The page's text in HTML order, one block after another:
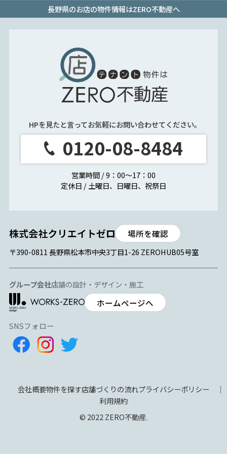
長野県のお店の物件情報はZERO不動産へ
HPを見たと言ってお気軽にお問い合わせてください。
0120-08-8484
営業時間 / 9：00～17：00
定休日 / 土曜日、日曜日、祝祭日
場所を確認
〒390-0811 長野県松本市中央3丁目1-26 ZEROHUB05号室
グループ会社店舗の設計・デザイン・施工
ホームページへ
SNSフォロー
会社概要物件を探す店舗づくりの流れプライバシーポリシー
利用規約
© 2022 ZERO不動産.